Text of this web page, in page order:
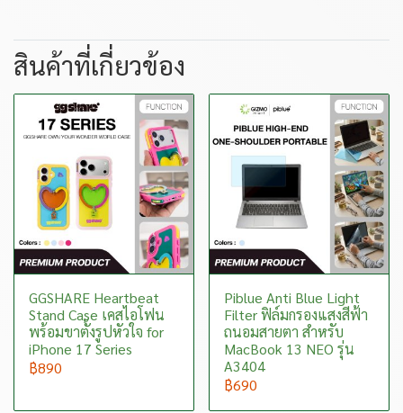
สินค้าที่เกี่ยวข้อง
GGSHARE Heartbeat
Stand Case เคสไอโฟน
พร้อมขาตั้งรูปหัวใจ for
iPhone 17 Series
฿890
Piblue Anti Blue Light
Filter ฟิล์มกรองแสงสีฟ้า
ถนอมสายตา สำหรับ
MacBook 13 NEO รุ่น
A3404
฿690